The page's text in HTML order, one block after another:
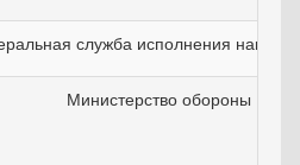
служба исполнения
Министерство обороны РФ